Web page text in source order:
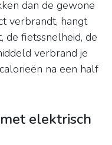
dan de gewone
verbrandt, hangt
de fietssnelheid, de
verbrand je
na een half
elektrisch